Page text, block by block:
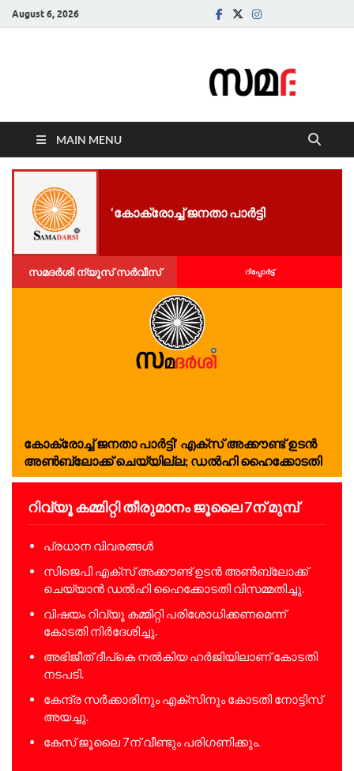
August 6, 2026
MAIN MENU
‘കോക്രോച്ച് ജനതാ പാർട്ടി
സമദർശി ന്യൂസ് സർവീസ് റിപ്പോര്‍ട്ട്
കോക്രോച്ച് ജനതാ പാർട്ടി’ എക്സ് അക്കൗണ്ട് ഉടൻ
അൺബ്ലോക്ക് ചെയ്യില്ല; ഡൽഹി ഹൈക്കോടതി
റിവ്യൂ കമ്മിറ്റി തീരുമാനം ജൂലൈ 7ന് മുമ്പ്
പ്രധാന വിവരങ്ങൾ
സിജെപി എക്സ് അക്കൗണ്ട് ഉടൻ അൺബ്ലോക്ക്
ചെയ്യാൻ ഡൽഹി ഹൈക്കോടതി വിസമ്മതിച്ചു.
വിഷയം റിവ്യൂ കമ്മിറ്റി പരിശോധിക്കണമെന്ന്
കോടതി നിർദേശിച്ചു.
അഭിജീത് ദീപ്കെ നൽകിയ ഹർജിയിലാണ് കോടതി
നടപടി.
കേന്ദ്ര സർക്കാരിനും എക്സിനും കോടതി നോട്ടിസ്
അയച്ചു.
കേസ് ജൂലൈ 7ന് വീണ്ടും പരിഗണിക്കും.